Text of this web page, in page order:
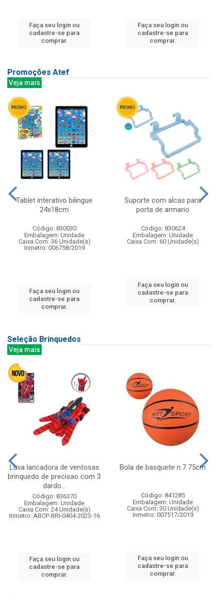
Faça seu login ou
cadastre-se para
comprar.
Faça seu login ou
cadastre-se para
comprar.
Promoções Atef
Veja mais
Tablet interativo bilingue
24x18cm
Código: 830030
Embalagem: Unidade
Caixa Com: 36 Unidade(s)
Inmetro: 006758/2019
Faça seu login ou
cadastre-se para
comprar.
Suporte com alcas para
porta de armario
Código: 830624
Embalagem: Unidade
Caixa Com: 60 Unidade(s)
Faça seu login ou
cadastre-se para
comprar.
Seleção Brinquedos
Veja mais
Luva lancadora de ventosas
brinquedo de precisao com 3
dardo...
Código: 836370
Embalagem: Unidade
Caixa Com: 24 Unidade(s)
Inmetro: ABCP-BRI-0404-2023-16
Faça seu login ou
cadastre-se para
comprar.
Bola de basquete n.7 75cm
Código: 841285
Embalagem: Unidade
Caixa Com: 30 Unidade(s)
Inmetro: 007517/2019
Faça seu login ou
cadastre-se para
comprar.